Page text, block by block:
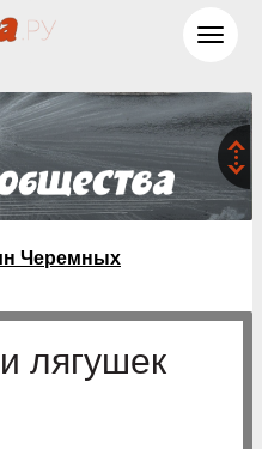
Черемных
лягушек